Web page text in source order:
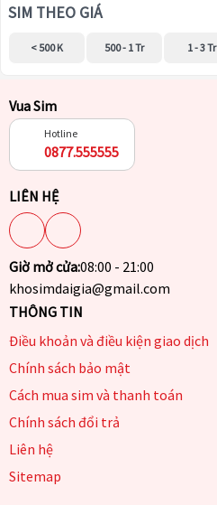
SIM THEO GIÁ
< 500 K 500 - 1 Tr 1 - 3 Tr
Vua Sim
Hotline
0877.555555
LIÊN HỆ
Giờ mở cửa:08:00 - 21:00
khosimdaigia@gmail.com
THÔNG TIN
Điều khoản và điều kiện giao dịch
Chính sách bảo mật
Cách mua sim và thanh toán
Chính sách đổi trả
Liên hệ
Sitemap